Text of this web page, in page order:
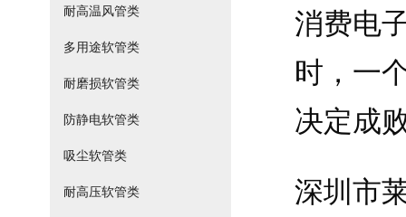
耐高温风管类
多用途软管类
耐磨损软管类
防静电软管类
吸尘软管类
耐高压软管类
消费电
时，一
决定成
深圳市